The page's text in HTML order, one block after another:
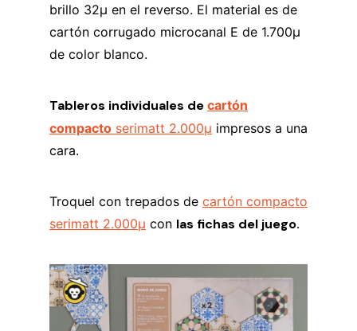
brillo 32µ en el reverso. El material es de
cartón corrugado microcanal E de 1.700µ
de color blanco.
Tableros individuales de cartón
compacto serimatt 2.000µ impresos a una
cara.
Troquel con trepados de cartón compacto
serimatt 2.000µ con las fichas del juego.